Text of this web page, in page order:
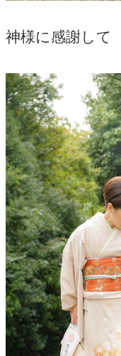
神様に感謝して